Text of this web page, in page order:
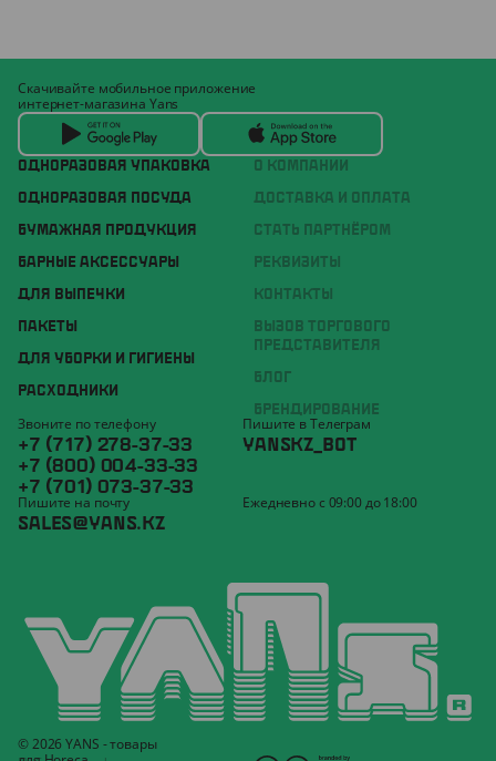
ОДНОРАЗОВАЯ УПАКОВКА
ОДНОРАЗОВАЯ ПОСУДА
БУМАЖНАЯ ПРОДУКЦИЯ
БАРНЫЕ АКСЕССУАРЫ
ДЛЯ ВЫПЕЧКИ
ПАКЕТЫ
ДЛЯ УБОРКИ И ГИГИЕНЫ
РАСХОДНИКИ
О КОМПАНИИ
ДОСТАВКА И ОПЛАТА
СТАТЬ ПАРТНЁРОМ
РЕКВИЗИТЫ
КОНТАКТЫ
ВЫЗОВ ТОРГОВОГО
ПРЕДСТАВИТЕЛЯ
БЛОГ
БРЕНДИРОВАНИЕ
Скачивайте мобильное приложение
интернет-магазина Yans
Звоните по телефону
+7 (717) 278-37-33
+7 (800) 004-33-33
+7 (701) 073-37-33
Пишите в Телеграм
YANSKZ_BOT
Пишите на почту
SALES@YANS.KZ
Ежедневно с 09:00 до 18:00
© 2026 YANS - товары